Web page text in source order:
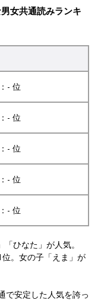
女共通読みランキ
- 位
- 位
- 位
- 位
- 位
ひなた」が人気。
。女の子「えま」が
で安定した人気を誇っ